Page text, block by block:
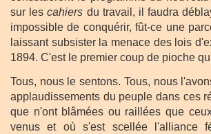
sur lescahiers du travail, il faudra
impossible de conquérir, fût-ce une
laissant subsister la menace des lois
1894. C'est le premier coup de pioche
Tous, nous le sentons. Tous, nous
applaudissements du peuple dans ces
que n'ont blâmées ou raillées que
venus et où s'est scellée l'alliance